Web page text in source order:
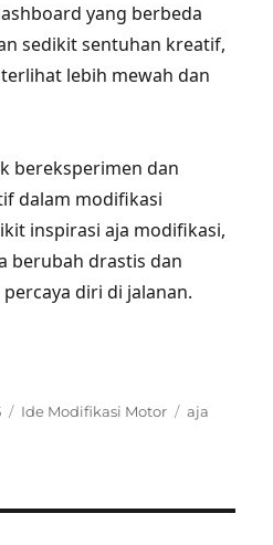
yang berbeda
sedikit sentuhan kreatif,
lebih mewah dan
bereksperimen dan
dalam modifikasi
inspirasi aja modifikasi,
berubah drastis dan
diri di jalanan.
Categories
Ide Modifikasi Motor Tags
aja